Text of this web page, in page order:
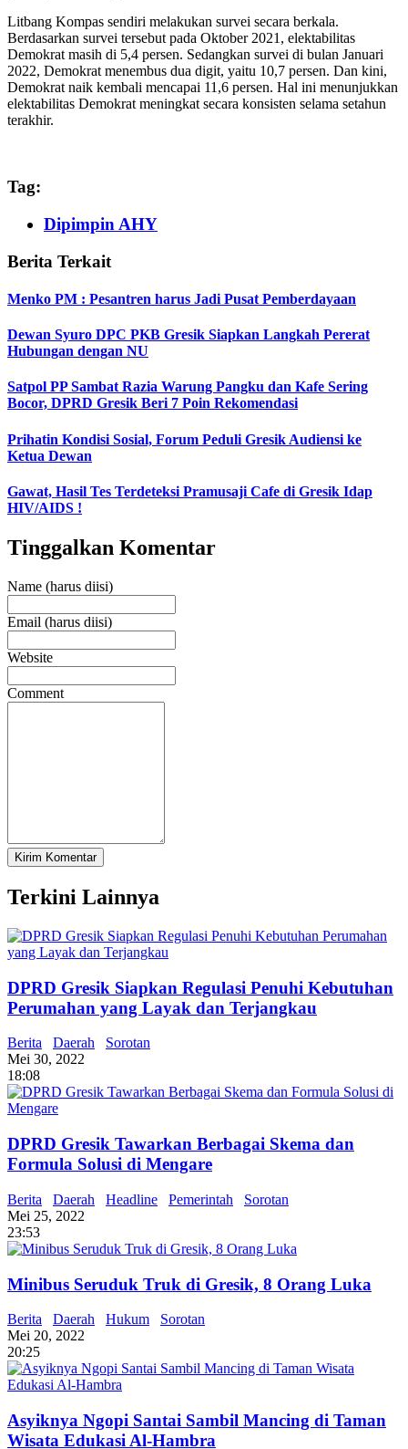
Litbang Kompas sendiri melakukan survei secara berkala.
Berdasarkan survei tersebut pada Oktober 2021, elektabilitas
Demokrat masih di 5,4 persen. Sedangkan survei di bulan Januari
2022, Demokrat menembus dua digit, yaitu 10,7 persen. Dan kini,
Demokrat naik kembali mencapai 11,6 persen. Hal ini menunjukkan
elektabilitas Demokrat meningkat secara konsisten selama setahun
terakhir.
Tag:
Dipimpin AHY
Berita Terkait
Menko PM : Pesantren harus Jadi Pusat Pemberdayaan
Dewan Syuro DPC PKB Gresik Siapkan Langkah Pererat
Hubungan dengan NU
Satpol PP Sambat Razia Warung Pangku dan Kafe Sering
Bocor, DPRD Gresik Beri 7 Poin Rekomendasi
Prihatin Kondisi Sosial, Forum Peduli Gresik Audiensi ke
Ketua Dewan
Gawat, Hasil Tes Terdeteksi Pramusaji Cafe di Gresik Idap
HIV/AIDS !
Tinggalkan Komentar
Name (harus diisi)
Email (harus diisi)
Website
Comment
Terkini Lainnya
DPRD Gresik Siapkan Regulasi Penuhi Kebutuhan
Perumahan yang Layak dan Terjangkau
Berita Daerah
Sorotan
Mei 30, 2022
18:08
DPRD Gresik Tawarkan Berbagai Skema dan
Formula Solusi di Mengare
Berita Daerah Headline Pemerintah
Sorotan
Mei 25, 2022
23:53
Minibus Seruduk Truk di Gresik, 8 Orang Luka
Berita Daerah Hukum
Sorotan
Mei 20, 2022
20:25
Asyiknya Ngopi Santai Sambil Mancing di Taman
Wisata Edukasi Al-Hambra